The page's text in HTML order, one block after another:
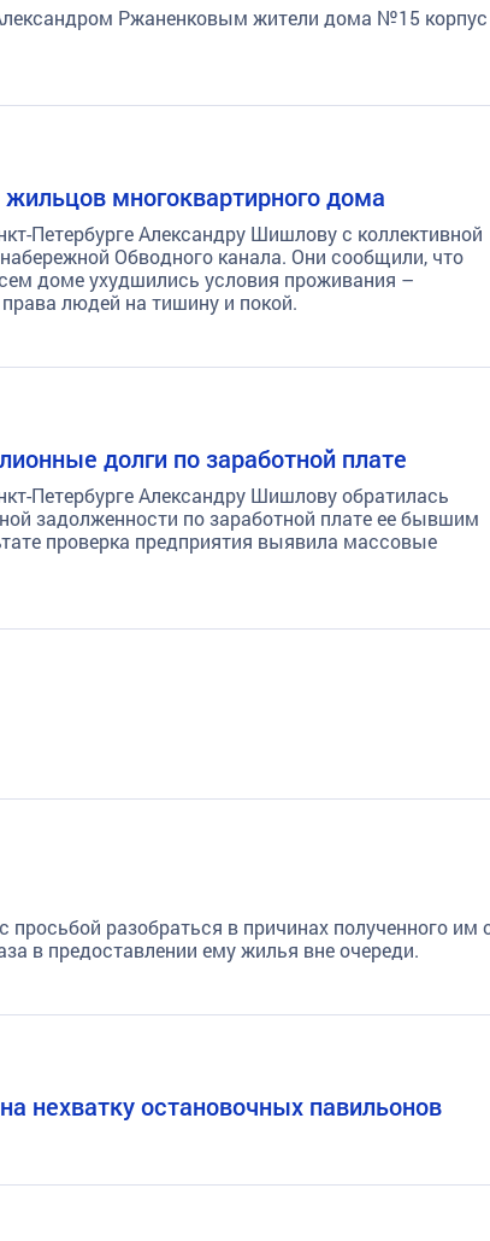
Ржаненковым жители дома №15 корпус
многоквартирного дома
Петербурге Александру Шишлову с коллективной
Обводного канала. Они сообщили, что
доме ухудшились условия проживания –
людей на тишину и покой.
долги по заработной плате
Петербурге Александру Шишлову обратилась
задолженности по заработной плате ее бывшим
проверка предприятия выявила массовые
разобраться в причинах полученного им
в предоставлении ему жилья вне очереди.
нехватку остановочных павильонов